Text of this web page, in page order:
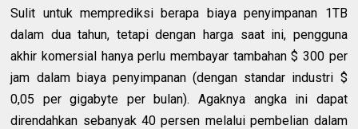
Sulit untuk memprediksi berapa biaya penyimpanan 1TB
dalam dua tahun, tetapi dengan harga saat ini, pengguna
akhir komersial hanya perlu membayar tambahan $ 300 per
jam dalam biaya penyimpanan (dengan standar industri $
0,05 per gigabyte per bulan). Agaknya angka ini dapat
direndahkan sebanyak 40 persen melalui pembelian dalam